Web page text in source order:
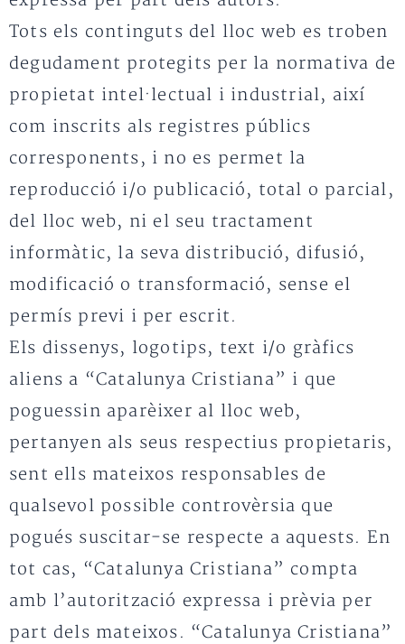
Tots els continguts del lloc web es troben
degudament protegits per la normativa de
propietat intel·lectual i industrial, així
com inscrits als registres públics
corresponents, i no es permet la
reproducció i/o publicació, total o parcial,
del lloc web, ni el seu tractament
informàtic, la seva distribució, difusió,
modificació o transformació, sense el
permís previ i per escrit.
Els dissenys, logotips, text i/o gràfics
aliens a “Catalunya Cristiana” i que
poguessin aparèixer al lloc web,
pertanyen als seus respectius propietaris,
sent ells mateixos responsables de
qualsevol possible controvèrsia que
pogués suscitar-se respecte a aquests. En
tot cas, “Catalunya Cristiana” compta
amb l’autorització expressa i prèvia per
part dels mateixos. “Catalunya Cristiana”